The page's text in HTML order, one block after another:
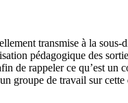
transmise à la
pédagogique des
de rappeler ce qu’est un
groupe de travail sur